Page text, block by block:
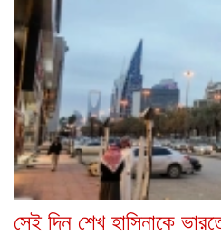
সেই দিন শেখ হাসিনাকে